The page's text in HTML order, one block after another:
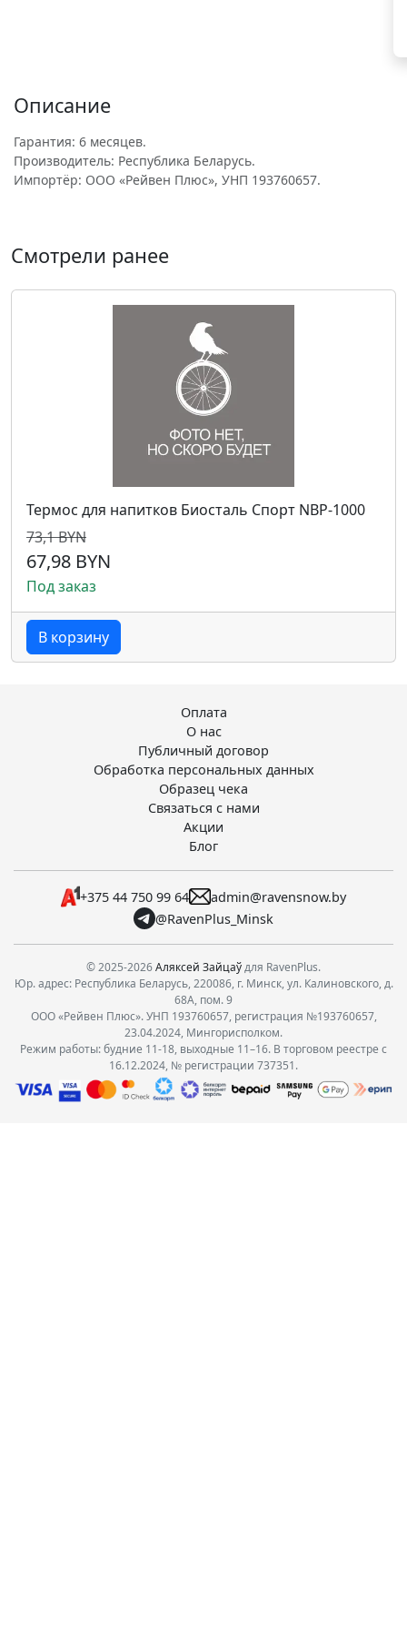
Описание
Гарантия: 6 месяцев.
Производитель: Республика Беларусь.
Импортёр: ООО «Рейвен Плюс», УНП 193760657.
Смотрели ранее
Термос для напитков Биосталь Спорт NBP-1000
73,1 BYN
67,98 BYN
Под заказ
В корзину
Оплата
О нас
Публичный договор
Обработка персональных данных
Образец чека
Связаться с нами
Акции
Блог
+375 44 750 99 64
admin@ravensnow.by
@RavenPlus_Minsk
© 2025-2026Аляксей Зайцаўдля RavenPlus.
Юр. адрес: Республика Беларусь, 220086, г. Минск, ул. Калиновского, д.
68А, пом. 9
ООО «Рейвен Плюс». УНП 193760657, регистрация №193760657,
23.04.2024, Мингорисполком.
Режим работы: будние 11-18, выходные 11–16. В торговом реестре с
16.12.2024, № регистрации 737351.